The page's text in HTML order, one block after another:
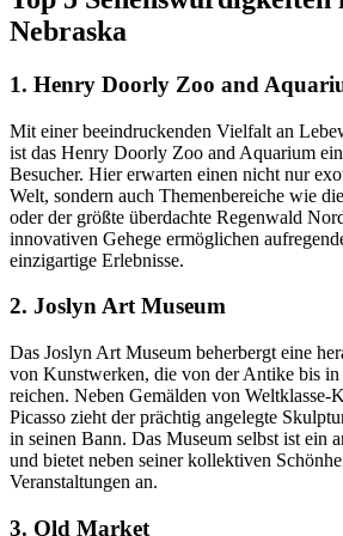
Nebraska
1. Henry Doorly Zoo and
Mit einer beeindruckenden Vielfalt an
ist das Henry Doorly Zoo and Aquarium
Besucher. Hier erwarten einen nicht nur
Welt, sondern auch Themenbereiche wie
oder der größte überdachte Regenwald
innovativen Gehege ermöglichen
einzigartige Erlebnisse.
2. Joslyn Art Museum
Das Joslyn Art Museum beherbergt eine
von Kunstwerken, die von der Antike bis
reichen. Neben Gemälden von Weltklasse-
Picasso zieht der prächtig angelegte
in seinen Bann. Das Museum selbst ist ein
und bietet neben seiner kollektiven
Veranstaltungen an.
3. Old Market